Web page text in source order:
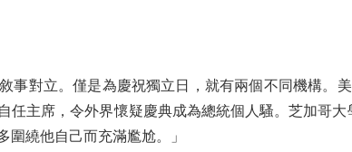
對立。僅是為慶祝獨立日，就有兩個不同機構。美
任主席，令外界懷疑慶典成為總統個人騷。芝加哥
繞他自己而充滿尷尬。」